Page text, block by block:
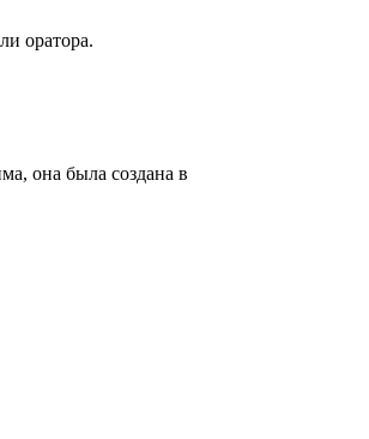
оратора.
она была создана в